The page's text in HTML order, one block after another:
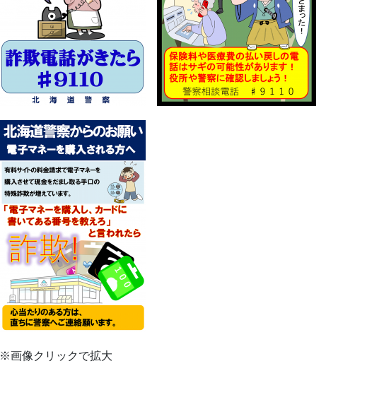
※画像クリックで拡大